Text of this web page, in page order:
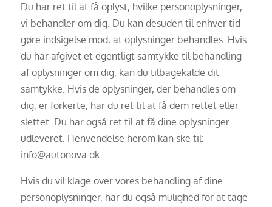
Du har ret til at få oplyst, hvilke personoplysninger,
vi behandler om dig. Du kan desuden til enhver tid
gøre indsigelse mod, at oplysninger behandles. Hvis
du har afgivet et egentligt samtykke til behandling
af oplysninger om dig, kan du tilbagekalde dit
samtykke. Hvis de oplysninger, der behandles om
dig, er forkerte, har du ret til at få dem rettet eller
slettet. Du har også ret til at få dine oplysninger
udleveret. Henvendelse herom kan ske til:
info@autonova.dk
Hvis du vil klage over vores behandling af dine
personoplysninger, har du også mulighed for at tage